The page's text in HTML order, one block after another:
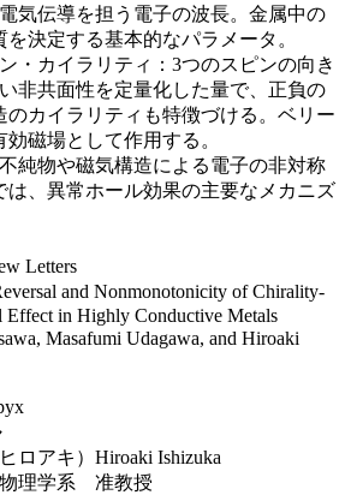
気伝導を担う電子の波長。金属中の
決定する基本的なパラメータ。
・カイラリティ：3つのスピンの向き
非共面性を定量化した量で、正負の
のカイラリティも特徴づける。ベリー
磁場として作用する。
純物や磁気構造による電子の非対称
は、異常ホール効果の主要なメカニズ
Letters
and Nonmonotonicity of Chirality-
Effect in Highly Conductive Metals
Masafumi Udagawa, and Hiroaki
ロアキ）Hiroaki Ishizuka
理学系 准教授